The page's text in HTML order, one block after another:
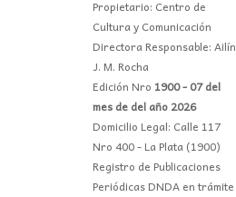
Propietario: Centro de
Cultura y Comunicación
Directora Responsable: Ailín
J. M. Rocha
Edición Nro 1900 - 07 del
mes de del año 2026
Domicilio Legal: Calle 117
Nro 400 - La Plata (1900)
Registro de Publicaciones
Periódicas DNDA en trámite